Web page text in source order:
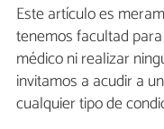
Este artículo es
tenemos facultad
médico ni realizar
invitamos a acudir a
cualquier tipo de